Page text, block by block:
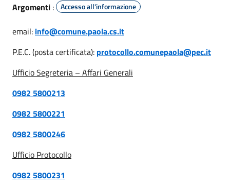
Argomenti : Accesso all'informazione
email: info@comune.paola.cs.it
P.E.C. (posta certificata): protocollo.comunepaola@pec.it
Ufficio Segreteria – Affari Generali
0982 5800213
0982 5800221
0982 5800246
Ufficio Protocollo
0982 5800231